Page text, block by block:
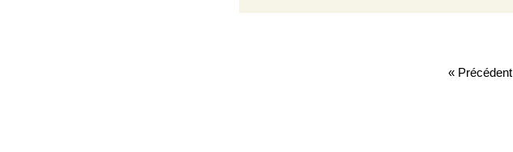
« Précédent